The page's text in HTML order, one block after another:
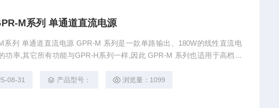
M系列 单通道直流电源
功率,其它所有功能与GPR-H系列一样,因此 GPR-M 系列也适用于高档台
选择动态或连续负载功能是GPR-M系列的显著特点。
08-31 产品型号： 浏览量：1099